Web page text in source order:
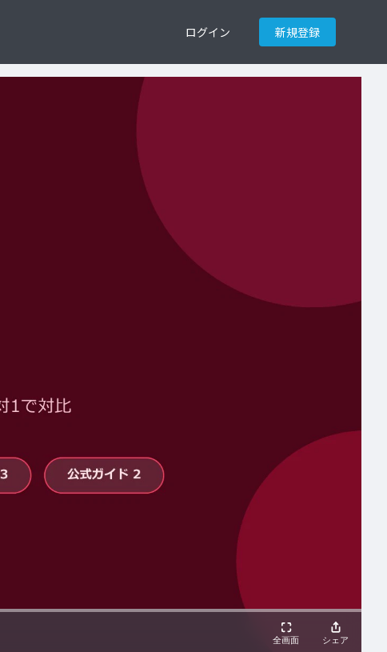
ログイン 新規登録